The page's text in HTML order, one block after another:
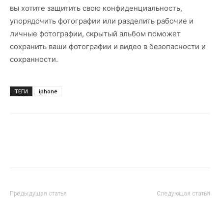
вы хотите защитить свою конфиденциальность,
упорядочить фотографии или разделить рабочие и
личные фотографии, скрытый альбом поможет
сохранить ваши фотографии и видео в безопасности и
сохранности.
ТЕГИ iphone
Предыдущая статья Следующая статья